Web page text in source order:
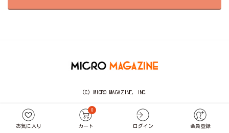
お気に入り カート
0
ログイン 会員登録
(C) MICRO MAGAZINE, INC.